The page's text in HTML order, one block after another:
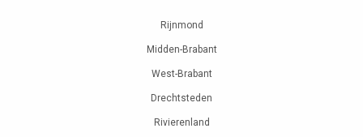
Rijnmond
Midden-Brabant
West-Brabant
Drechtsteden
Rivierenland